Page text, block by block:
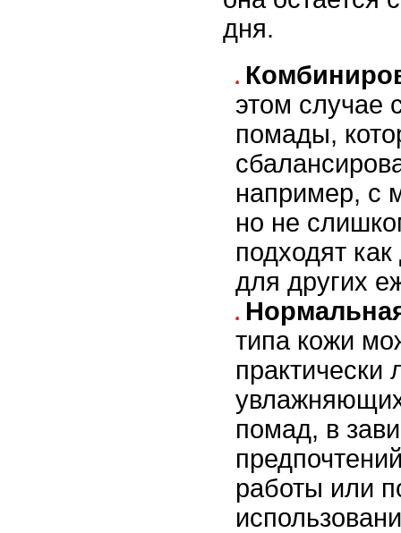
дня.
этом случае
помады,
например, с
но не
подходят
для других
типа кожи
практически
помад, в
работы или